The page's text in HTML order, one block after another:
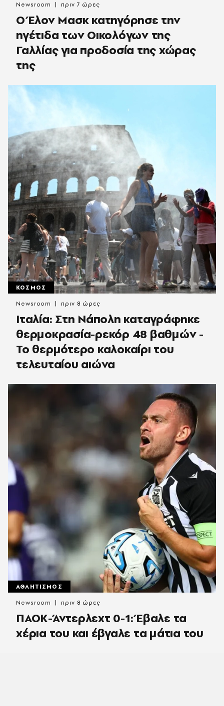
Ο Έλον Μασκ κατηγόρησε την
ηγέτιδα των Οικολόγων της
Γαλλίας για προδοσία της χώρας
της
Newsroom πριν 7 ώρες
ΚΟΣΜΟΣ
Ιταλία: Στη Νάπολη καταγράφηκε
θερμοκρασία-ρεκόρ 48 βαθμών -
To θερμότερο καλοκαίρι του
τελευταίου αιώνα
Newsroom πριν 8 ώρες
ΑΘΛΗΤΙΣΜΟΣ
ΠΑΟΚ-Άντερλεχτ 0-1: Έβαλε τα
χέρια του και έβγαλε τα μάτια του
Newsroom πριν 8 ώρες